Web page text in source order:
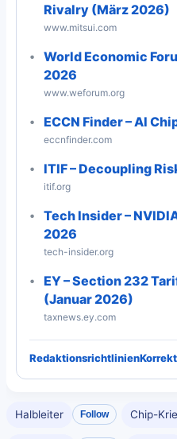
Rivalry (März 2026)
www.mitsui.com
World Economic
2026
www.weforum.org
ECCN Finder – AI
eccnfinder.com
ITIF – Decoupling
itif.org
Tech Insider –
2026
tech-insider.org
EY – Section 232
(Januar 2026)
taxnews.ey.com
Redaktionsrichtlinien
Halbleiter Follow Chip-